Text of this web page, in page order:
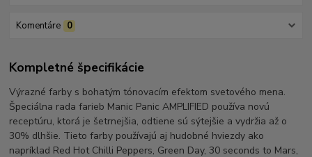
Komentáre 0
Kompletné špecifikácie
Výrazné farby s bohatým tónovacím efektom svetového mena.
Špeciálna rada farieb Manic Panic AMPLIFIED používa novú
receptúru, ktorá je šetrnejšia, odtiene sú sýtejšie a vydržia až o
30% dlhšie. Tieto farby používajú aj hudobné hviezdy ako
napríklad Red Hot Chilli Peppers, Green Day, 30 seconds to Mars,